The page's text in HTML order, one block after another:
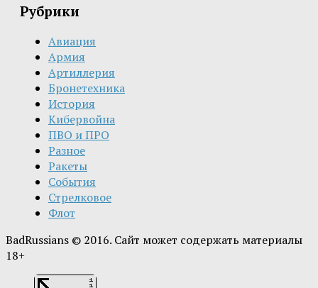
Рубрики
Авиация
Армия
Артиллерия
Бронетехника
История
Кибервойна
ПВО и ПРО
Разное
Ракеты
События
Стрелковое
Флот
BadRussians © 2016. Сайт может содержать материалы
18+